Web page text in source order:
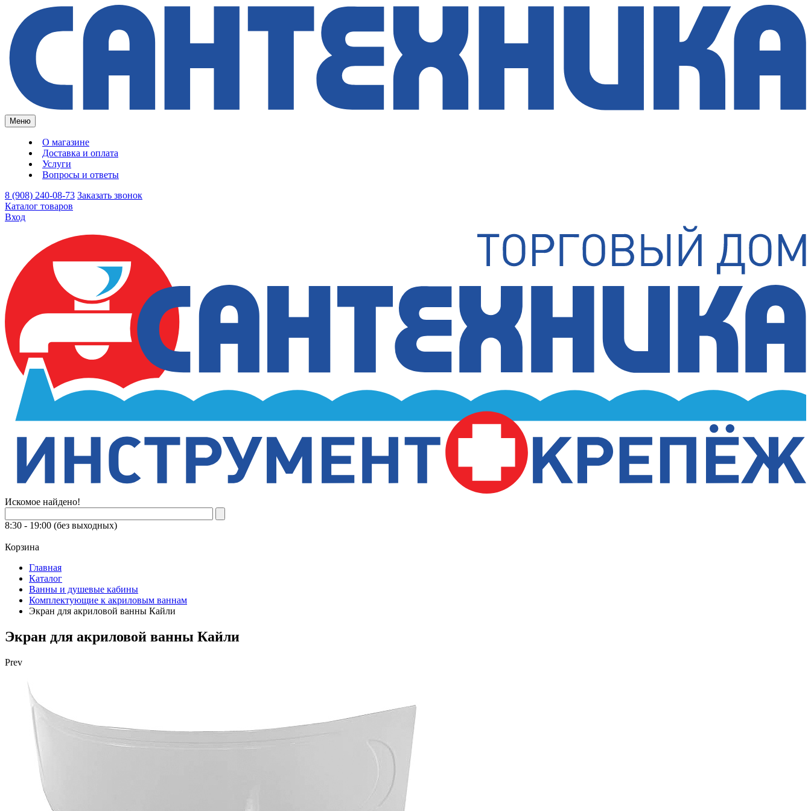
Меню
О магазине
Доставка и оплата
Услуги
Вопросы и ответы
8 (908) 240-08-73 Заказать звонок
Каталог товаров
Вход
Искомое найдено!
8:30 - 19:00 (без выходных)
Корзина
Главная
Каталог
Ванны и душевые кабины
Комплектующие к акриловым ваннам
Экран для акриловой ванны Кайли
Экран для акриловой ванны Кайли
Prev